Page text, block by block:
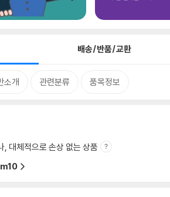
배송/반품/교환
소개 관련분류 품목정보
, 대체적으로 손상 없는 상품